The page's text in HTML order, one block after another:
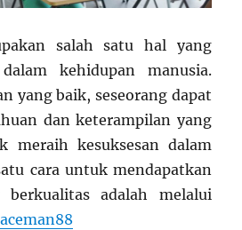
salah satu hal yang
kehidupan manusia.
yang baik, seseorang dapat
dan keterampilan yang
meraih kesuksesan dalam
cara untuk mendapatkan
berkualitas adalah melalui